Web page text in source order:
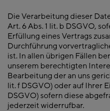
Die Verarbeitung dieser
Art. 6 Abs. 1 lit. b DSGVO,
Erfüllung eines Vertrags
Durchführung
ist. In allen übrigen Fällen
unserem berechtigten
Bearbeitung der an uns
lit. f DSGVO) oder auf Ihrer
DSGVO) sofern diese
jederzeit widerrufbar.